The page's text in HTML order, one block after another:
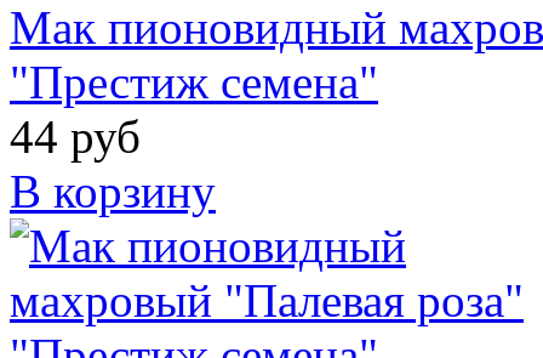
Мак пионовидный
"Престиж семена"
44 руб
В корзину